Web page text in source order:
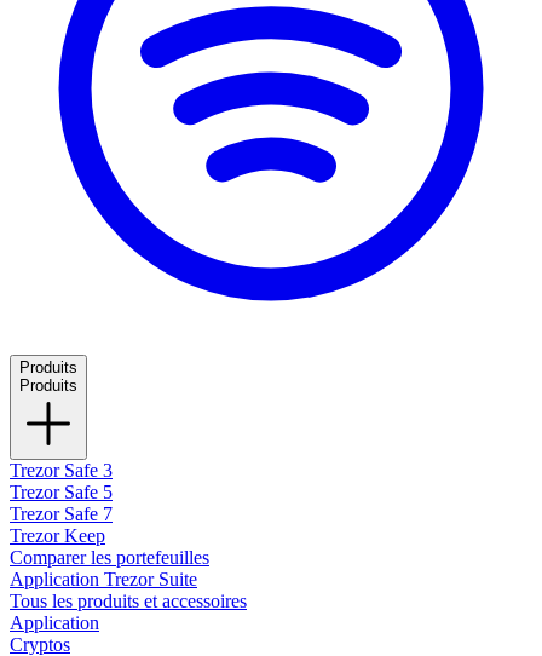
Produits
Produits
Trezor Safe 3
Trezor Safe 5
Trezor Safe 7
Trezor Keep
Comparer les portefeuilles
Application Trezor Suite
Tous les produits et accessoires
Application
Cryptos